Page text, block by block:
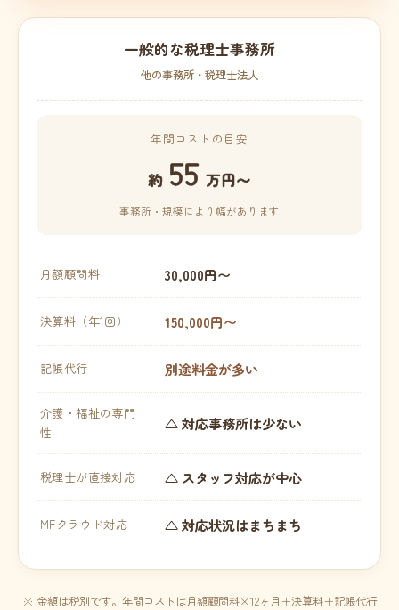
一般的な税理士事務所
他の事務所・税理士法人
年間コストの目安
約 55 万円〜
事務所・規模により幅があります
月額顧問料 30,000円〜
決算料（年1回） 150,000円〜
記帳代行 別途料金が多い
介護・福祉の専門
性
△ 対応事務所は少ない
税理士が直接対応 △ スタッフ対応が中心
MFクラウド対応 △ 対応状況はまちまち
※ 金額は税別です。年間コストは月額顧問料×12ヶ月＋決算料＋記帳代行